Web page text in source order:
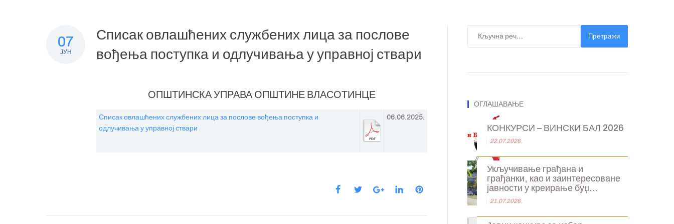
07
ЈУН
Списак овлашћених службених лица за послове
вођења поступка и одлучивања у управној ствари
ОПШТИНСКА УПРАВА ОПШТИНЕ ВЛАСОТИНЦЕ
Списак овлашћених службених лица за послове вођења поступка и
одлучивања у управној ствари
06.06.2025.
Претражи
ОГЛАШАВАЊЕ
КОНКУРСИ – ВИНСКИ БАЛ 2026
22.07.2026.
Укључивање грађана и
грађанки, као и заинтересоване
јавности у креирање буџ...
21.07.2026.